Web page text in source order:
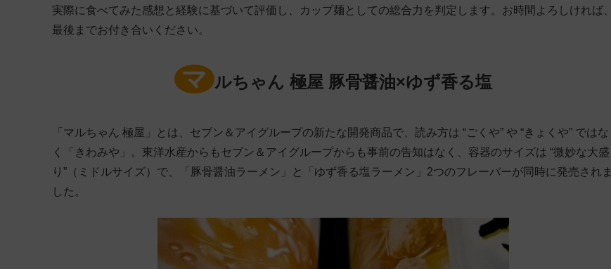
実際に食べてみた感想と経験に基づいて評価し、カップ麺としての総合力を判定します。お時間よろしければ、
最後までお付き合いください。
マ ルちゃん 極屋 豚骨醤油×ゆず香る塩
「マルちゃん 極屋」とは、セブン＆アイグループの新たな開発商品で、読み方は “ごくや” や “きょくや” ではな
く「きわみや」。東洋水産からもセブン＆アイグループからも事前の告知はなく、容器のサイズは “微妙な大盛
り”（ミドルサイズ）で、「豚骨醤油ラーメン」と「ゆず香る塩ラーメン」2つのフレーバーが同時に発売されま
した。